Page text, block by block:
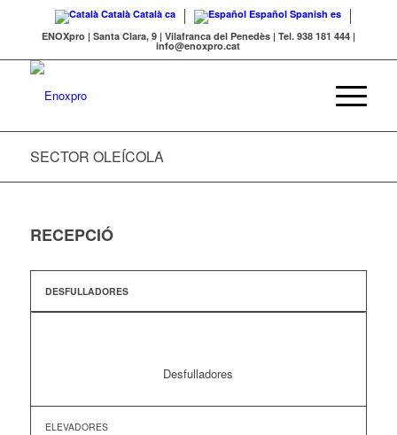
Català Català ca Español Spanish es
ENOXpro | Santa Clara, 9 | Vilafranca del Penedès | Tel. 938 181 444 |
info@enoxpro.cat
SECTOR OLEÍCOLA
RECEPCIÓ
DESFULLADORES
Desfulladores
ELEVADORES